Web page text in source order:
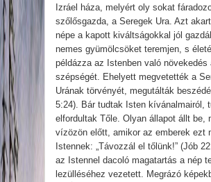
Izráel háza, melyért oly sokat
szőlősgazda, a Seregek Ura. Azt
népe a kapott kiváltságokkal jól
nemes gyümölcsöket teremjen, s
példázza az Istenben való növekedés
szépségét. Ehelyett megvetették a
Urának törvényét, megutálták
5:24). Bár tudtak Isten kívánalmairól,
elfordultak Tőle. Olyan állapot állt be,
vízözön előtt, amikor az emberek ezt
Istennek: „Távozzál el tőlünk!” (Jób
az Istennel dacoló magatartás a nép
lezülléséhez vezetett. Megrázó